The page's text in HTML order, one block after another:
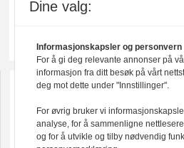
Dine valg:
Informasjonskapsler og personvern
For å gi deg relevante annonser på
informasjon fra ditt besøk på vårt
deg mot dette under "Innstillinger".
For øvrig bruker vi
analyse, for å sammenligne
og for å utvikle og tilby nødvendig